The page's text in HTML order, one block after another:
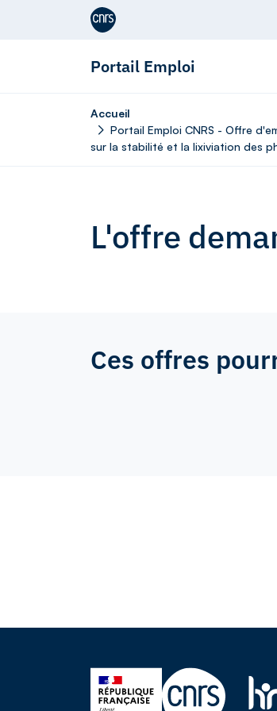
Aller au contenu
Portail Emploi
Accueil
Portail Emploi CNRS - Offre
sur la stabilité et la lixiviation des
L'offre
Ces offres